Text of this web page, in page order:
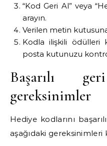
“Kod Geri Al” veya
arayın.
Verilen metin
Kodla ilişkili
posta kutunuzu
Başarılı
gereksinimler
Hediye kodlarını
aşağıdaki gereksinimleri